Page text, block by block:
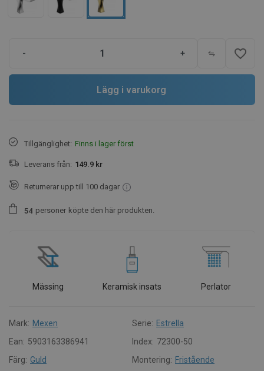
- + favorite_border
Lägg i varukorg
Tillgänglighet: Finns i lager först
Leverans från: 149.9 kr
Returnerar upp till 100 dagar
54 personer köpte den här produkten.
Mässing Keramisk insats Perlator
Mark: Mexen Serie: Estrella
Ean: 5903163386941 Index: 72300-50
Färg: Guld Montering: Fristående